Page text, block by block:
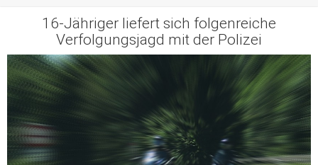
16-Jähriger liefert sich folgenreiche
Verfolgungsjagd mit der Polizei